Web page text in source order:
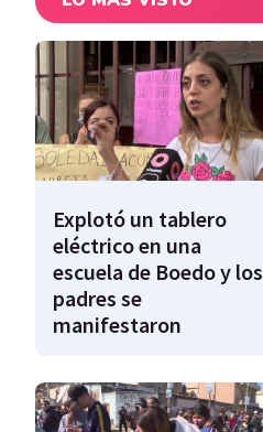
Explotó un tablero
eléctrico en una
escuela de Boedo y los
padres se
manifestaron